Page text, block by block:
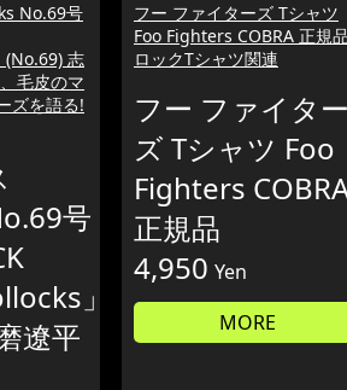
No.69号
(No.69) 志
毛皮のマ
ズを語る!
号
」
遼平
フー ファイターズ Tシャツ
Foo Fighters COBRA 正規品
ロックTシャツ関連
フー ファイター
ズ Tシャツ Foo
Fighters
正規品
4,950 Yen
MORE